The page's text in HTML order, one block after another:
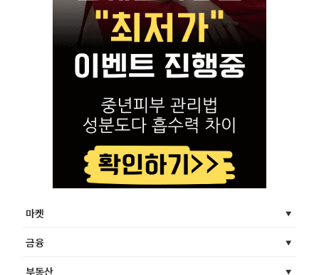
마켓
금융
부동산